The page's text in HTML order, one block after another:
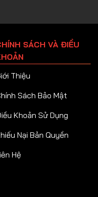
SÁCH VÀ ĐIỀU
Thiệu
Sách Bảo Mật
Khoản Sử Dụng
Nại Bản Quyền
Hệ